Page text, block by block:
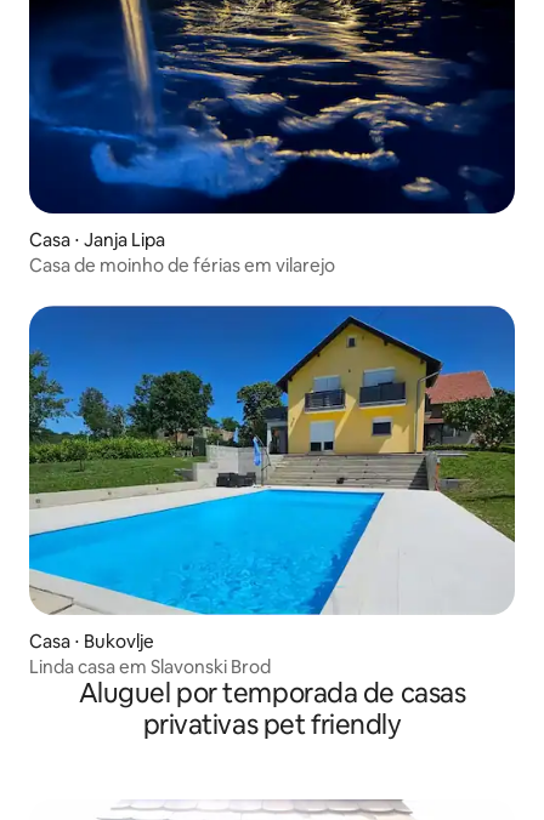
Casa ⋅ Janja Lipa
Casa de moinho de férias em vilarejo
Casa ⋅ Bukovlje
Linda casa em Slavonski Brod
Aluguel por temporada de casas
privativas pet friendly